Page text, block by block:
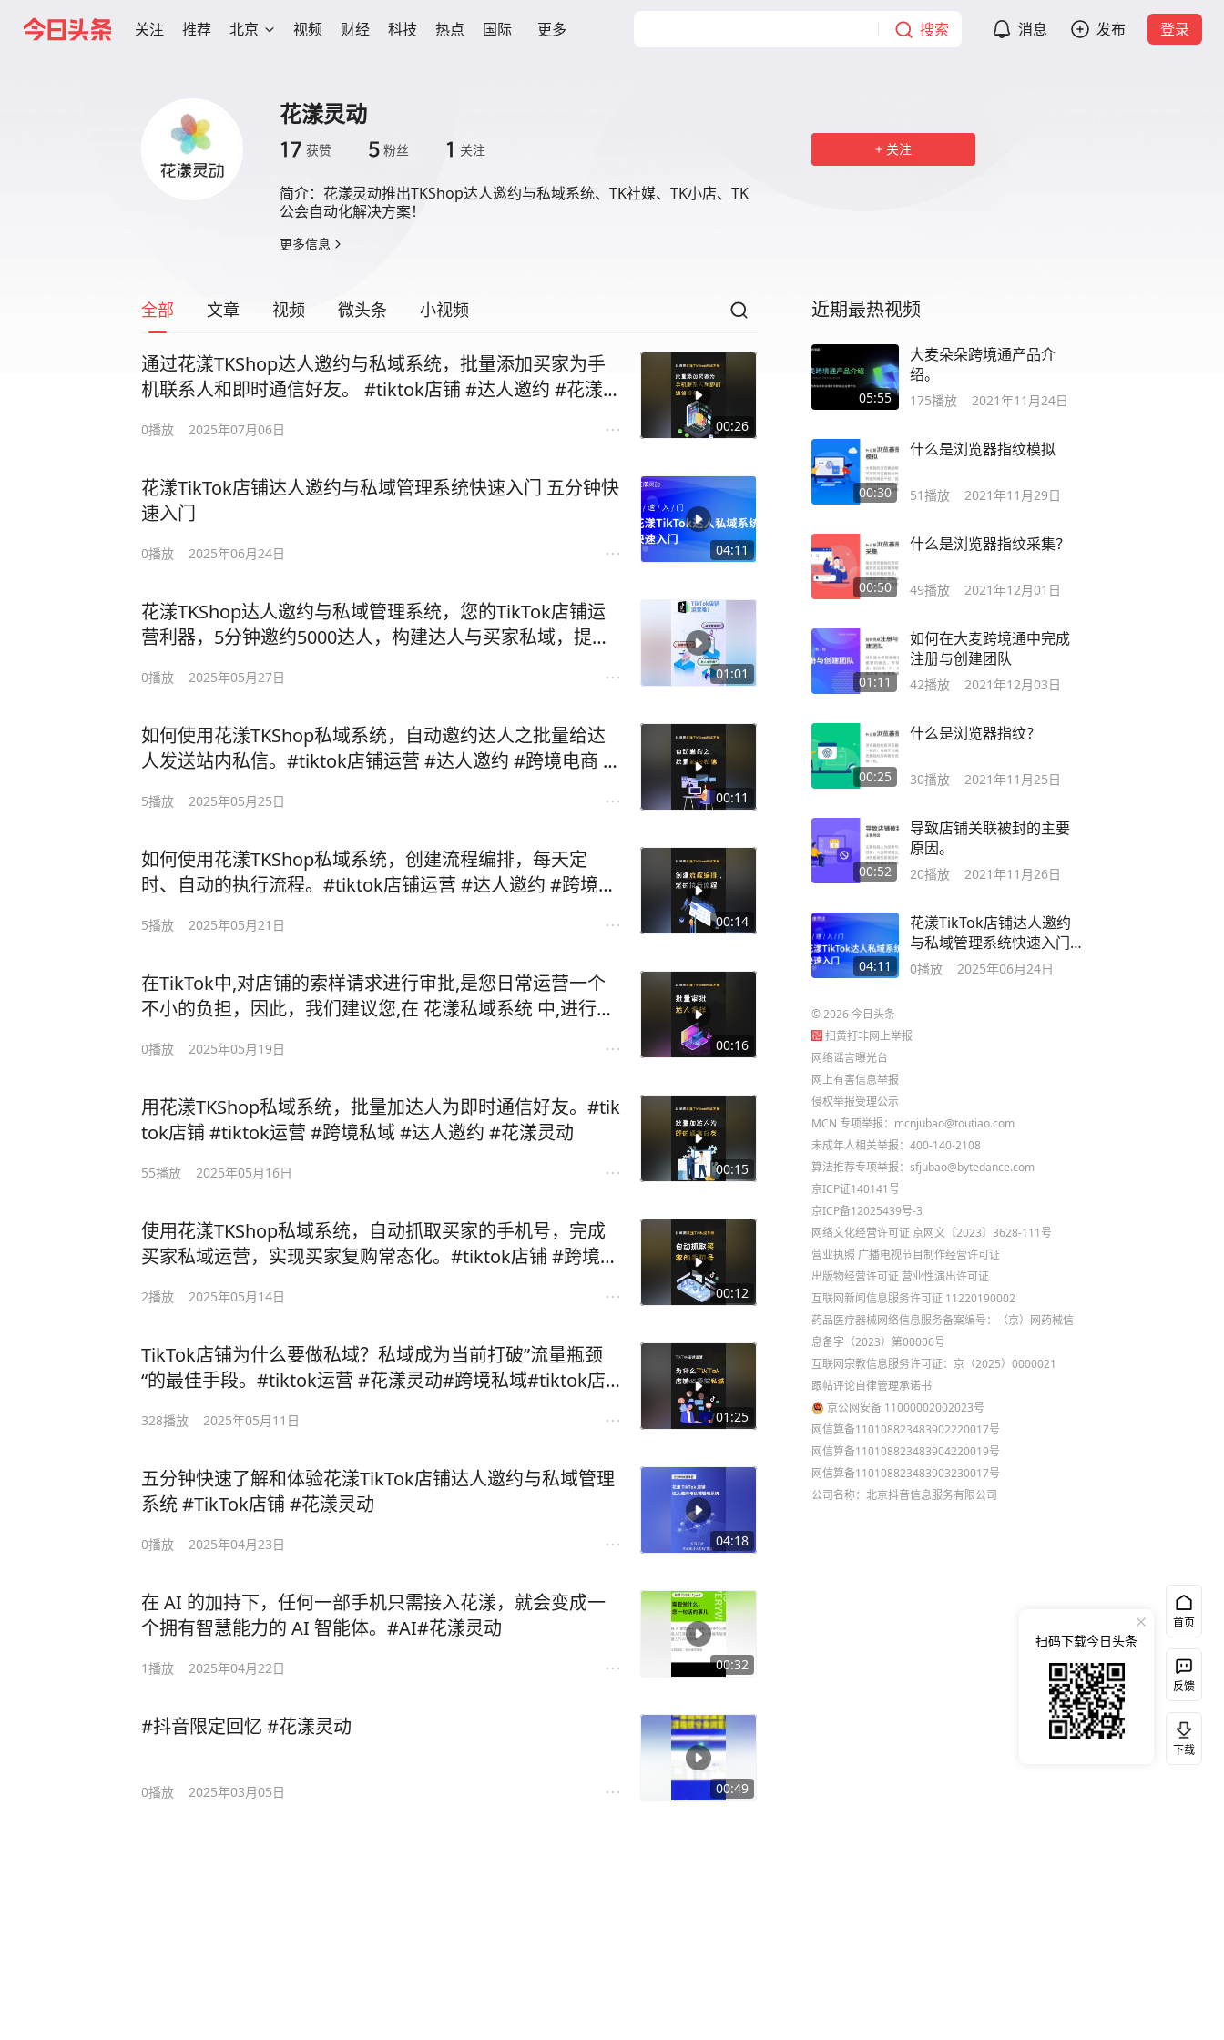
关注 推荐 北京 视频 财经 科技 热点 国际 更多 搜索 消息 发布 登录
花漾灵动
17 获赞 5 粉丝 1 关注
简介： 花漾灵动推出TKShop达人邀约与私域系统、TK社媒、TK小店、TK
公会自动化解决方案！
更多信息
关注
全部 文章 视频 微头条 小视频
00:26
通过花漾TKShop达人邀约与私域系统，批量添加买家为手
机联系人和即时通信好友。 #tiktok店铺 #达人邀约 #花漾灵
0播放 2025年07月06日
04:11
花漾TikTok店铺达人邀约与私域管理系统快速入门 五分钟快
速入门
0播放 2025年06月24日
01:01
花漾TKShop达人邀约与私域管理系统，您的TikTok店铺运
营利器，5分钟邀约5000达人，构建达人与买家私域，提高ti
跨境私域 #花漾灵动
0播放 2025年05月27日
00:11
如何使用花漾TKShop私域系统，自动邀约达人之批量给达
人发送站内私信。#tiktok店铺运营 #达人邀约 #跨境电商 #
5播放 2025年05月25日
00:14
如何使用花漾TKShop私域系统，创建流程编排，每天定
时、自动的执行流程。#tiktok店铺运营 #达人邀约 #跨境电
5播放 2025年05月21日
00:16
在TikTok中,对店铺的索样请求进行审批,是您日常运营一个
不小的负担，因此，我们建议您,在 花漾私域系统 中,进行批
同意或拒绝，从而大幅提升工作效率。#tiktok店铺运营 #达
0播放 2025年05月19日
00:15
用花漾TKShop私域系统，批量加达人为即时通信好友。#tik
tok店铺 #tiktok运营 #跨境私域 #达人邀约 #花漾灵动
55播放 2025年05月16日
00:12
使用花漾TKShop私域系统，自动抓取买家的手机号，完成
买家私域运营，实现买家复购常态化。#tiktok店铺 #跨境私
2播放 2025年05月14日
01:25
TikTok店铺为什么要做私域？私域成为当前打破”流量瓶颈
“的最佳手段。#tiktok运营 #花漾灵动#跨境私域#tiktok店
328播放 2025年05月11日
04:18
五分钟快速了解和体验花漾TikTok店铺达人邀约与私域管理
系统 #TikTok店铺 #花漾灵动
0播放 2025年04月23日
00:32
在 AI 的加持下，任何一部手机只需接入花漾，就会变成一
个拥有智慧能力的 AI 智能体。#AI#花漾灵动
1播放 2025年04月22日
00:49
#抖音限定回忆 #花漾灵动
0播放 2025年03月05日
近期最热视频
05:55
大麦朵朵跨境通产品介
绍。
175播放 2021年11月24日
00:30
什么是浏览器指纹模拟
51播放 2021年11月29日
00:50
什么是浏览器指纹采集？
49播放 2021年12月01日
01:11
如何在大麦跨境通中完成
注册与创建团队
42播放 2021年12月03日
00:25
什么是浏览器指纹？
30播放 2021年11月25日
00:52
导致店铺关联被封的主要
原因。
20播放 2021年11月26日
04:11
花漾TikTok店铺达人邀约
与私域管理系统快速入门
五分钟快速入门
0播放 2025年06月24日
©2026今日头条
扫黄打非网上举报
网络谣言曝光台
网上有害信息举报
侵权举报受理公示
MCN 专项举报：mcnjubao@toutiao.com
未成年人相关举报：400-140-2108
算法推荐专项举报：sfjubao@bytedance.com
京ICP证140141号
京ICP备12025439号-3
网络文化经营许可证 京网文〔2023〕3628-111号
营业执照 广播电视节目制作经营许可证
出版物经营许可证 营业性演出许可证
互联网新闻信息服务许可证 11220190002
药品医疗器械网络信息服务备案编号：（京）网药械信
息备字（2023）第00006号
互联网宗教信息服务许可证：京（2025）0000021
跟帖评论自律管理承诺书
京公网安备 11000002002023号
网信算备110108823483902220017号
网信算备110108823483904220019号
网信算备110108823483903230017号
公司名称：北京抖音信息服务有限公司
首页
反馈
下载
扫码下载今日头条